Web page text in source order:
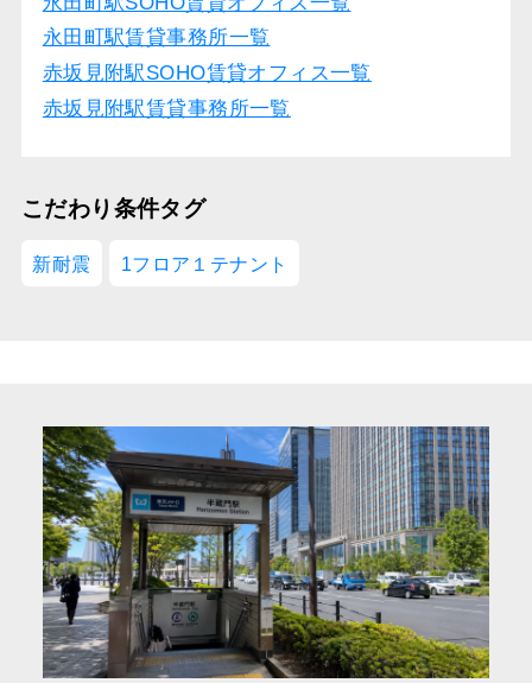
永田町駅賃貸事務所一覧
赤坂見附駅SOHO賃貸オフィス一覧
赤坂見附駅賃貸事務所一覧
こだわり条件タグ
新耐震 1フロア１テナント